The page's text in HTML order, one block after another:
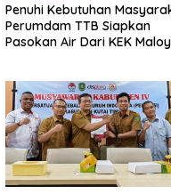
Penuhi Kebutuhan
Perumdam TTB Siapkan
Pasokan Air Dari KEK Maloy